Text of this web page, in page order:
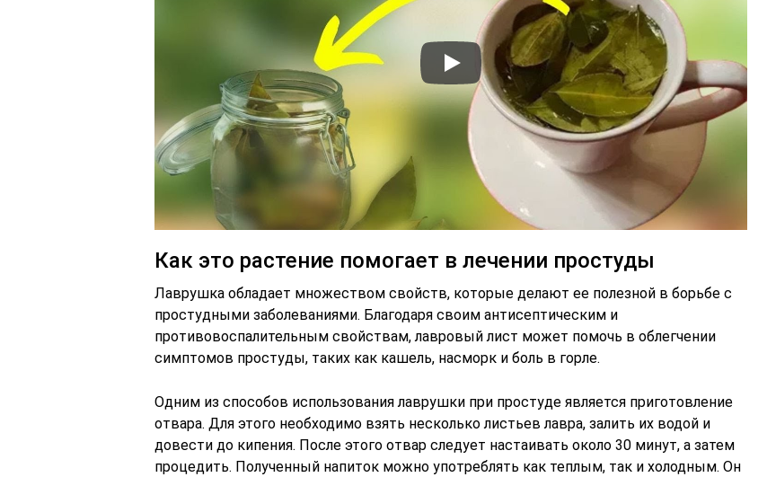
Как это растение помогает в лечении простуды
Лаврушка обладает множеством свойств, которые делают ее полезной в борьбе с
простудными заболеваниями. Благодаря своим антисептическим и
противовоспалительным свойствам, лавровый лист может помочь в облегчении
симптомов простуды, таких как кашель, насморк и боль в горле.
Одним из способов использования лаврушки при простуде является приготовление
отвара. Для этого необходимо взять несколько листьев лавра, залить их водой и
довести до кипения. После этого отвар следует настаивать около 30 минут, а затем
процедить. Полученный напиток можно употреблять как теплым, так и холодным. Он